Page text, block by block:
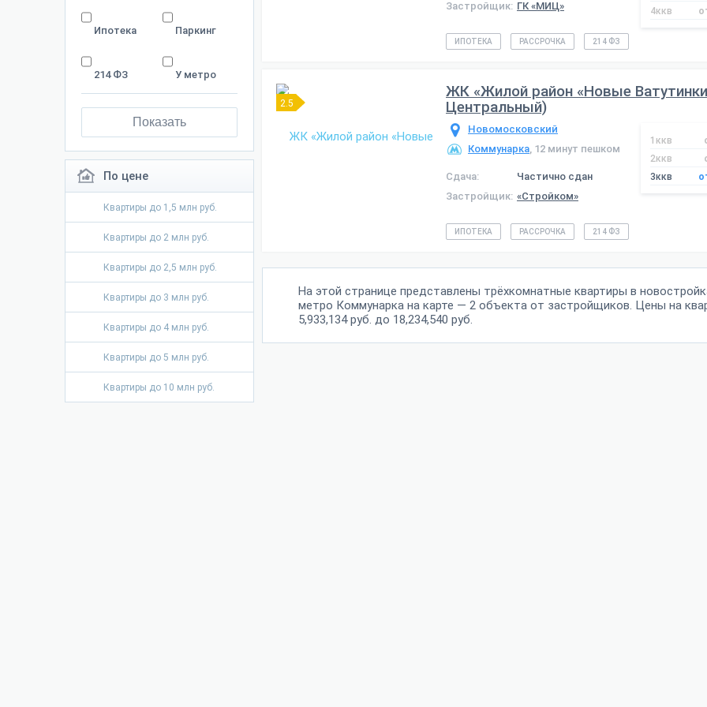
Ипотека Паркинг
214 ФЗ У метро
Показать
По цене
Квартиры до 1,5 млн руб.
Квартиры до 2 млн руб.
Квартиры до 2,5 млн руб.
Квартиры до 3 млн руб.
Квартиры до 4 млн руб.
Квартиры до 5 млн руб.
Квартиры до 10 млн руб.
Застройщик: ГК «МИЦ» 4ккв
ИПОТЕКА РАССРОЧКА 214 ФЗ
2.5
ЖК «Жилой район «Новые
Центральный)
Новомосковский
Коммунарка, 12 минут пешком
Сдача:
Частично сдан
Застройщик: «Стройком»
1ккв
2ккв
3ккв
ИПОТЕКА РАССРОЧКА 214 ФЗ
На этой странице представлены трёхкомнатные квартиры в
метро Коммунарка на карте — 2 объекта от застройщиков. Цены на
5,933,134 руб. до 18,234,540 руб.